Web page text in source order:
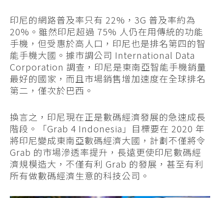
印尼的網路普及率只有 22%，3G 普及率約為
20%。雖然印尼超過 75% 人仍在用傳統的功能
手機，但受惠於高人口，印尼也是排名第四的智
能手機大國。據市調公司 International Data
Corporation 調查，印尼是東南亞智能手機銷量
最好的國家，而且市場銷售增加速度在全球排名
第二，僅次於巴西。
換言之，印尼現在正是數碼經濟發展的急速成長
階段。「Grab 4 Indonesia」目標要在 2020 年
將印尼變成東南亞數碼經濟大國，計劃不僅將令
Grab 的市場滲透率提升，長遠更使印尼數碼經
濟規模造大，不僅有利 Grab 的發展，甚至有利
所有做數碼經濟生意的科技公司。